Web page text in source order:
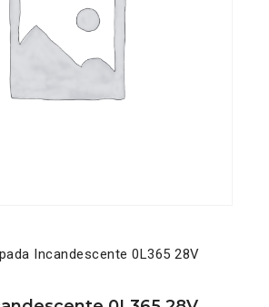
Incandescente 0L365 28V